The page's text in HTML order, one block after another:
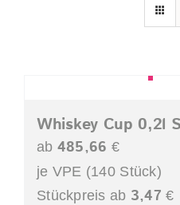
Whiskey Cup 0,2l
ab 485,66 €
je VPE (140 Stück)
Stückpreis ab 3,47 €